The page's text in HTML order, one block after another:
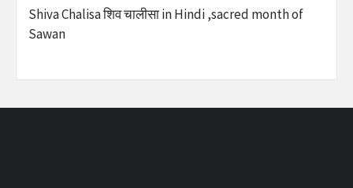
Shiva Chalisa शिव चालीसा in Hindi ,sacred month of
Sawan